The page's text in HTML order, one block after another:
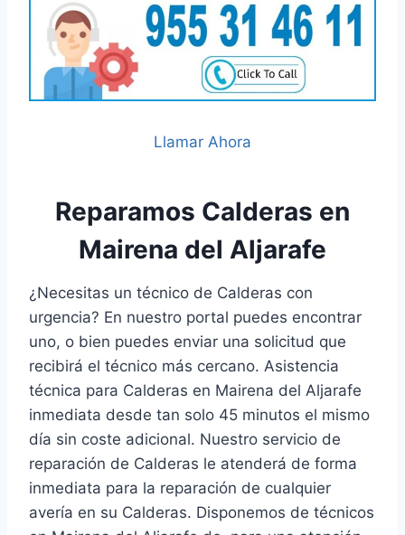
Llamar Ahora
Reparamos Calderas en
Mairena del Aljarafe
¿Necesitas un técnico de Calderas con
urgencia? En nuestro portal puedes encontrar
uno, o bien puedes enviar una solicitud que
recibirá el técnico más cercano. Asistencia
técnica para Calderas en Mairena del Aljarafe
inmediata desde tan solo 45 minutos el mismo
día sin coste adicional. Nuestro servicio de
reparación de Calderas le atenderá de forma
inmediata para la reparación de cualquier
avería en su Calderas. Disponemos de técnicos